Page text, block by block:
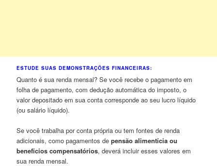
ESTUDE SUAS DEMONSTRAÇÕES FINANCEIRAS:
Quanto é sua renda mensal? Se você recebe o pagamento em
folha de pagamento, com dedução automática do imposto, o
valor depositado em sua conta corresponde ao seu lucro líquido
(ou salário líquido).
Se você trabalha por conta própria ou tem fontes de renda
adicionais, como pagamentos depensão alimentícia ou
benefícios compensatórios, deverá incluir esses valores em
sua renda mensal.